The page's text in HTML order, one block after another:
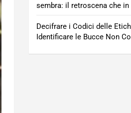
sembra: il retroscena che
Decifrare i Codici delle
Identificare le Bucce Non